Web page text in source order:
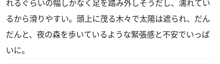
れるぐらいの幅しかなく足を踏み外しそうだし、濡れてい
るから滑りやすい。頭上に茂る木々で太陽は遮られ、だん
だんと、夜の森を歩いているような緊張感と不安でいっぱ
いに。